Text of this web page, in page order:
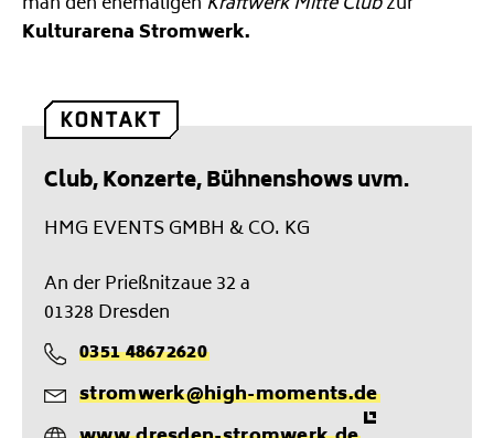
Kulturarena Stromwerk.
KONTAKT
Club, Konzerte, Bühnenshows uvm.
HMG EVENTS GMBH & CO. KG
An der Prießnitzaue 32 a
01328 Dresden
T
e
l
0351 48672620
M
stromwerk@high-moments.de